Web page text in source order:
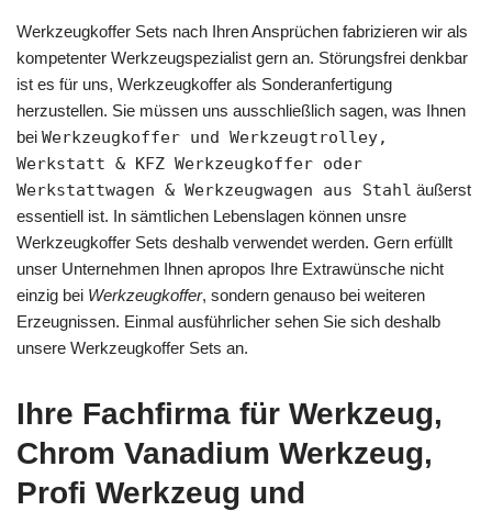
Werkzeugkoffer Sets nach Ihren Ansprüchen fabrizieren wir als
kompetenter Werkzeugspezialist gern an. Störungsfrei denkbar
ist es für uns, Werkzeugkoffer als Sonderanfertigung
herzustellen. Sie müssen uns ausschließlich sagen, was Ihnen
bei Werkzeugkoffer und Werkzeugtrolley,
Werkstatt & KFZ Werkzeugkoffer oder
Werkstattwagen & Werkzeugwagen aus Stahl äußerst
essentiell ist. In sämtlichen Lebenslagen können unsre
Werkzeugkoffer Sets deshalb verwendet werden. Gern erfüllt
unser Unternehmen Ihnen apropos Ihre Extrawünsche nicht
einzig bei Werkzeugkoffer, sondern genauso bei weiteren
Erzeugnissen. Einmal ausführlicher sehen Sie sich deshalb
unsere Werkzeugkoffer Sets an.
Ihre Fachfirma für Werkzeug,
Chrom Vanadium Werkzeug,
Profi Werkzeug und